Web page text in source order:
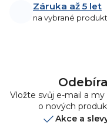
Záruka až 5 let
na vybrané
Vložte svůj e-mail a
o nových
Akce a